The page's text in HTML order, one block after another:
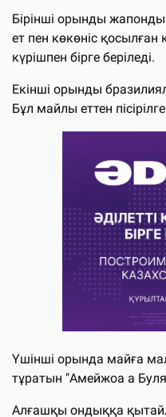
Бірінші орынды
ет пен көкөніс
күрішпен бірге беріледі.
Екінші орынды
Бұл майлы еттен
Үшінші орында майға
тұратын "Амейжоа а
Алғашқы ондыққа